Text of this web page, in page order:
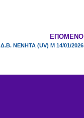
ΕΠΌΜΕΝΟ
Δ.Β. ΝΕΝΗΤΑ (UV) Μ 14/01/2026